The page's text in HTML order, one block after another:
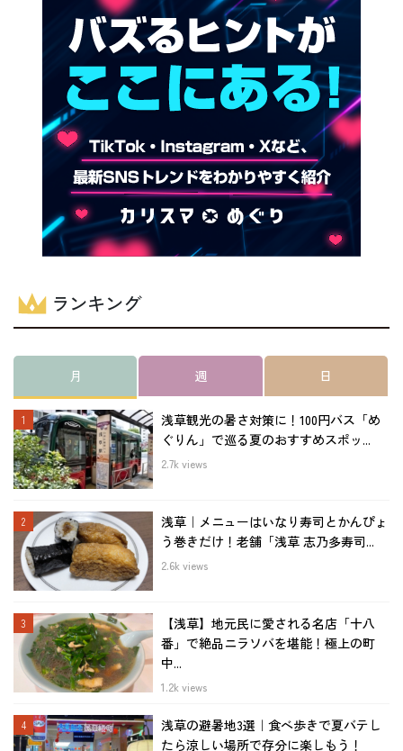
ランキング
月 週 日
浅草観光の暑さ対策に！100円バス「め
ぐりん」で巡る夏のおすすめスポッ...
2.7k views
浅草｜メニューはいなり寿司とかんぴょ
う巻きだけ！老舗「浅草 志乃多寿司...
2.6k views
【浅草】地元民に愛される名店「十八
番」で絶品ニラソバを堪能！極上の町
中...
1.2k views
浅草の避暑地3選｜食べ歩きで夏バテし
たら涼しい場所で存分に楽しもう！